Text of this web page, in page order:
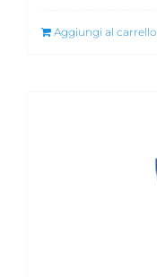
Aggiungi al carrello